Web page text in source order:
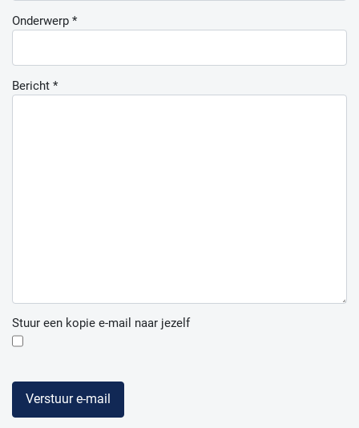
Onderwerp*
Bericht*
Stuur een kopie e-mail naar jezelf
Verstuur e-mail